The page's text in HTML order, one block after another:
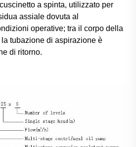
a spinta, utilizzato per
assiale dovuta al
operative; tra il corpo della
tubazione di aspirazione è
di ritorno.